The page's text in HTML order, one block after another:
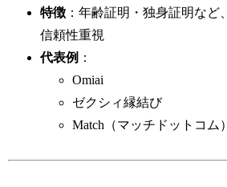
特徴 ：年齢証明・独身証明など、
信頼性重視
代表例 ：
Omiai
ゼクシィ縁結び
Match（マッチドットコム）